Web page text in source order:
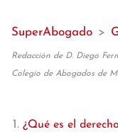
SuperAbogado >
Redacción de D. Diego
Colegio de Abogados de
¿Qué es el